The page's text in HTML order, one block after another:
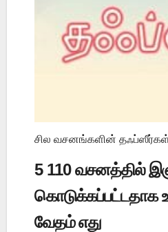
சில வசனங்களின்
5 110 வசனத்தில்
கொடுக்கப்பட்டதாக
வேதம் எது